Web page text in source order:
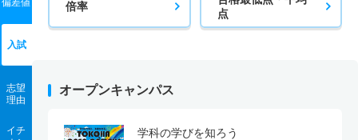
入試
志望
理由
イチ
倍率
点
オープンキャンパス
学科の学びを知ろう